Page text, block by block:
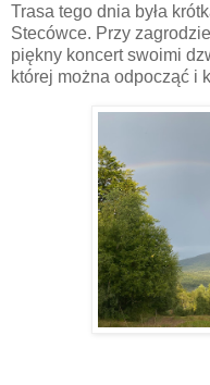
Trasa tego dnia była
Stecówce. Przy
piękny koncert swoimi
której można odpocząć i